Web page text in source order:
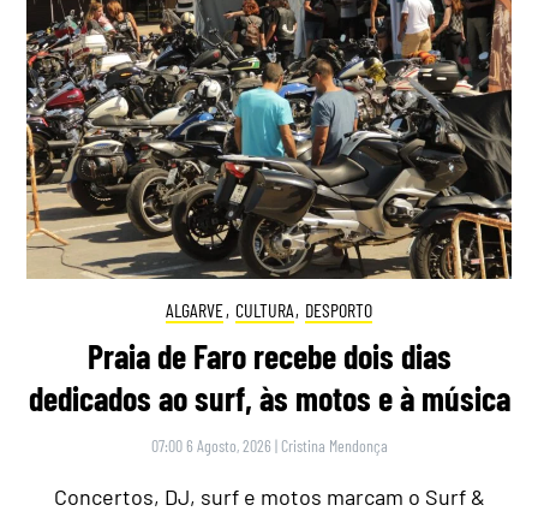
ALGARVE, CULTURA, DESPORTO
Praia de Faro recebe dois dias
dedicados ao surf, às motos e à música
07:00 6 Agosto, 2026 | Cristina Mendonça
Concertos, DJ, surf e motos marcam o Surf &